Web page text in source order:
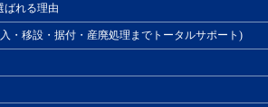
ばれる理由
・移設・据付・産廃処理までトータルサポート)